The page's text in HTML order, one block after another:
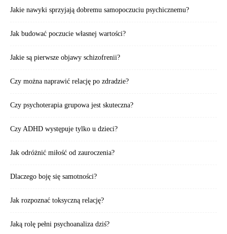
Jakie nawyki sprzyjają dobremu samopoczuciu psychicznemu?
Jak budować poczucie własnej wartości?
Jakie są pierwsze objawy schizofrenii?
Czy można naprawić relację po zdradzie?
Czy psychoterapia grupowa jest skuteczna?
Czy ADHD występuje tylko u dzieci?
Jak odróżnić miłość od zauroczenia?
Dlaczego boję się samotności?
Jak rozpoznać toksyczną relację?
Jaką rolę pełni psychoanaliza dziś?